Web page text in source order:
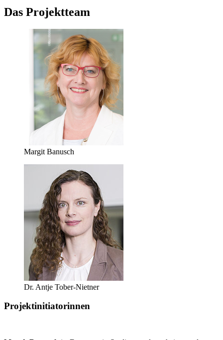
Das Projektteam
Margit Banusch
Dr. Antje Tober-Nietner
Projektinitiatorinnen